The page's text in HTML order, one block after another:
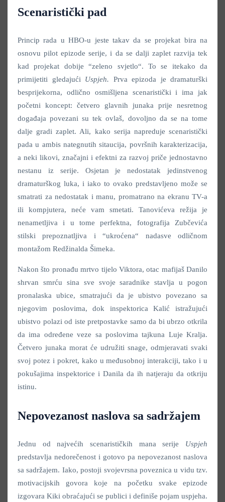
Scenaristički pad
Princip rada u HBO-u jeste takav da se projekat bira na
osnovu pilot epizode serije, i da se dalji zaplet razvija tek
kad projekat dobije “zeleno svjetlo“. To se itekako da
primijetiti gledajući Uspjeh. Prva epizoda je dramaturški
besprijekorna, odlično osmišljena scenaristički i ima jak
početni koncept: četvero glavnih junaka prije nesretnog
događaja povezani su tek ovlaš, dovoljno da se na tome
dalje gradi zaplet. Ali, kako serija napreduje scenaristički
pada u ambis nategnutih sitaucija, površnih karakterizacija,
a neki likovi, značajni i efektni za razvoj priče jednostavno
nestanu iz serije. Osjetan je nedostatak jedinstvenog
dramaturškog luka, i iako to ovako predstavljeno može se
smatrati za nedostatak i manu, promatrano na ekranu TV-a
ili kompjutera, neće vam smetati. Tanovićeva režija je
nenametljiva i u tome perfektna, fotografija Zubčevića
stilski prepoznatljiva i “ukroćena“ nadasve odličnom
montažom Redžinalda Šimeka.
Nakon što pronađu mrtvo tijelo Viktora, otac mafijaš Danilo
shrvan smrću sina sve svoje saradnike stavlja u pogon
pronalaska ubice, smatrajući da je ubistvo povezano sa
njegovim poslovima, dok inspektorica Kalić istražujući
ubistvo polazi od iste pretpostavke samo da bi ubrzo otkrila
da ima određene veze sa poslovima tajkuna Luje Kralja.
Četvero junaka morat će udružiti snage, odmjeravati svaki
svoj potez i pokret, kako u međusobnoj interakciji, tako i u
pokušajima inspektorice i Danila da ih natjeraju da otkriju
istinu.
Nepovezanost naslova sa sadržajem
Jednu od najvećih scenarističkih mana serije Uspjeh
predstavlja nedorečenost i gotovo pa nepovezanost naslova
sa sadržajem. Iako, postoji svojevrsna poveznica u vidu tzv.
motivacijskih govora koje na početku svake epizode
izgovara Kiki obraćajući se publici i definiše pojam uspjeha.